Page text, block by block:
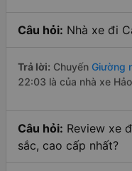
Câu hỏi: Nhà xe đi
Trả lời: Chuyến Giường
22:03 là của nhà xe
Câu hỏi: Review xe
sắc, cao cấp nhất?